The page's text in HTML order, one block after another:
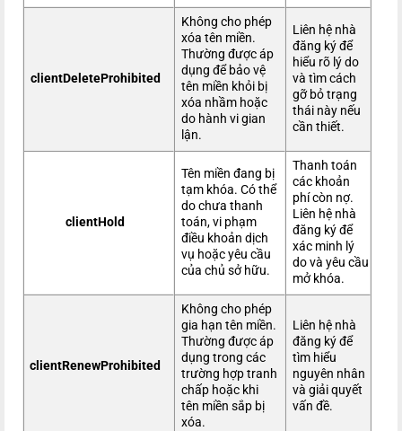
clientDeleteProhibited
Không cho phép
xóa tên miền.
Thường được áp
dụng để bảo vệ
tên miền khỏi bị
xóa nhầm hoặc
do hành vi gian
lận.
Liên hệ nhà
đăng ký để
hiểu rõ lý do
và tìm cách
gỡ bỏ trạng
thái này nếu
cần thiết.
clientHold
Tên miền đang bị
tạm khóa. Có thể
do chưa thanh
toán, vi phạm
điều khoản dịch
vụ hoặc yêu cầu
của chủ sở hữu.
Thanh toán
các khoản
phí còn nợ.
Liên hệ nhà
đăng ký để
xác minh lý
do và yêu cầu
mở khóa.
clientRenewProhibited
Không cho phép
gia hạn tên miền.
Thường được áp
dụng trong các
trường hợp tranh
chấp hoặc khi
tên miền sắp bị
xóa.
Liên hệ nhà
đăng ký để
tìm hiểu
nguyên nhân
và giải quyết
vấn đề.